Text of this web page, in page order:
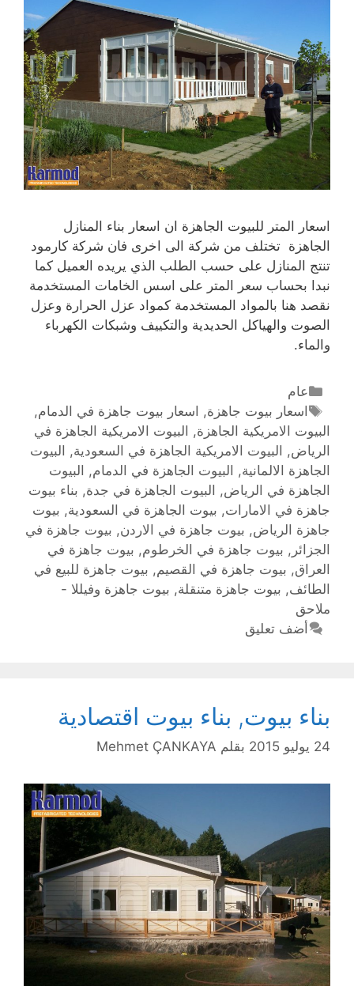
اسعار المتر للبيوت الجاهزة ان اسعار بناء المنازل
الجاهزة تختلف من شركة الى اخرى فان شركة كارمود
تنتج المنازل على حسب الطلب الذي يريده العميل كما
نبدا بحساب سعر المتر على اسس الخامات المستخدمة
نقصد هنا بالمواد المستخدمة كمواد عزل الحرارة وعزل
الصوت والهياكل الحديدية والتكييف وشبكات الكهرباء
والماء.
عام
اسعار بيوت جاهزة, اسعار بيوت جاهزة في الدمام,
البيوت الامريكية الجاهزة, البيوت الامريكية الجاهزة في
الرياض , البيوت الامريكية الجاهزة في السعودية, البيوت
الجاهزة الالمانية, البيوت الجاهزة في الدمام, البيوت
الجاهزة في الرياض , البيوت الجاهزة في جدة, بناء بيوت
جاهزة في الامارات, بيوت الجاهزة في السعودية, بيوت
جاهزة الرياض , بيوت جاهزة في الاردن, بيوت جاهزة في
الجزائر, بيوت جاهزة في الخرطوم, بيوت جاهزة في
العراق, بيوت جاهزة في القصيم, بيوت جاهزة للبيع في
الطائف , بيوت جاهزة متنقلة, بيوت جاهزة وفيللا -
ملاحق
أضف تعليق
بناء بيوت, بناء بيوت اقتصادية
24 يوليو 2015 بقلم Mehmet ÇANKAYA